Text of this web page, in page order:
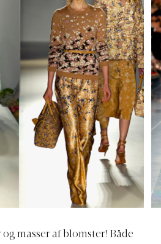
masser af blomster! Både